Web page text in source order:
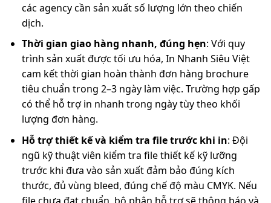
các agency cần sản xuất số lượng lớn theo chiến
dịch.
Thời gian giao hàng nhanh, đúng hẹn: Với quy
trình sản xuất được tối ưu hóa, In Nhanh Siêu Việt
cam kết thời gian hoàn thành đơn hàng brochure
tiêu chuẩn trong 2–3 ngày làm việc. Trường hợp gấp
có thể hỗ trợ in nhanh trong ngày tùy theo khối
lượng đơn hàng.
Hỗ trợ thiết kế và kiểm tra file trước khi in: Đội
ngũ kỹ thuật viên kiểm tra file thiết kế kỹ lưỡng
trước khi đưa vào sản xuất đảm bảo đúng kích
thước, đủ vùng bleed, đúng chế độ màu CMYK. Nếu